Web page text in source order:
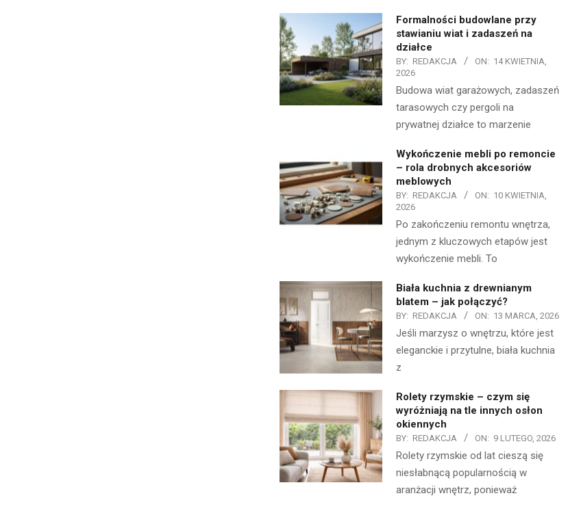
Formalności budowlane przy
stawianiu wiat i zadaszeń na
działce
BY: REDAKCJA ON: 14 KWIETNIA,
2026
Budowa wiat garażowych, zadaszeń
tarasowych czy pergoli na
prywatnej działce to marzenie
Wykończenie mebli po remoncie
– rola drobnych akcesoriów
meblowych
BY: REDAKCJA ON: 10 KWIETNIA,
2026
Po zakończeniu remontu wnętrza,
jednym z kluczowych etapów jest
wykończenie mebli. To
Biała kuchnia z drewnianym
blatem – jak połączyć?
BY: REDAKCJA ON: 13 MARCA, 2026
Jeśli marzysz o wnętrzu, które jest
eleganckie i przytulne, biała kuchnia
z
Rolety rzymskie – czym się
wyróżniają na tle innych osłon
okiennych
BY: REDAKCJA ON: 9 LUTEGO, 2026
Rolety rzymskie od lat cieszą się
niesłabnącą popularnością w
aranżacji wnętrz, ponieważ